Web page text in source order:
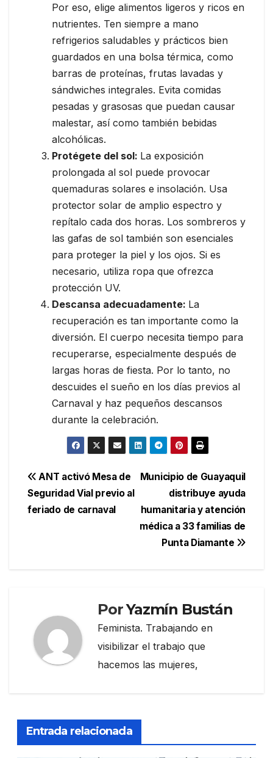
Por eso, elige alimentos ligeros y ricos en
nutrientes. Ten siempre a mano
refrigerios saludables y prácticos bien
guardados en una bolsa térmica, como
barras de proteínas, frutas lavadas y
sándwiches integrales. Evita comidas
pesadas y grasosas que puedan causar
malestar, así como también bebidas
alcohólicas.
Protégete del sol: La exposición
prolongada al sol puede provocar
quemaduras solares e insolación. Usa
protector solar de amplio espectro y
repítalo cada dos horas. Los sombreros y
las gafas de sol también son esenciales
para proteger la piel y los ojos. Si es
necesario, utiliza ropa que ofrezca
protección UV.
Descansa adecuadamente: La
recuperación es tan importante como la
diversión. El cuerpo necesita tiempo para
recuperarse, especialmente después de
largas horas de fiesta. Por lo tanto, no
descuides el sueño en los días previos al
Carnaval y haz pequeños descansos
durante la celebración.
Navegación
de
Municipio de Guayaquil
distribuye ayuda
humanitaria y atención
médica a 33 familias de
Punta Diamante
ANT activó Mesa de
Seguridad Vial previo al
feriado de carnaval
PorYazmín Bustán
Feminista. Trabajando en
visibilizar el trabajo que
hacemos las mujeres,
Entrada relacionada